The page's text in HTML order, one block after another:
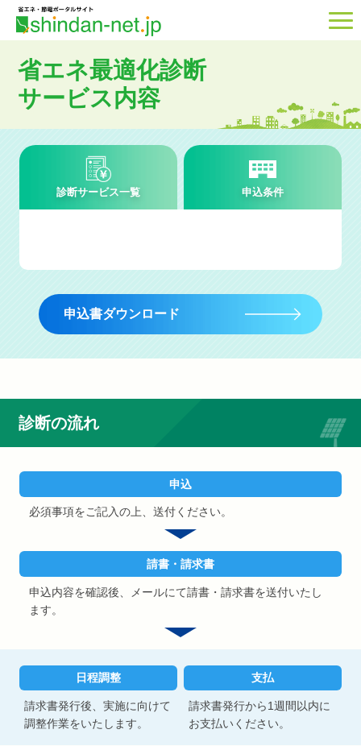
省エネ最適化診断
サービス内容
診断サービス一覧 申込条件
申込書ダウンロード
診断の流れ
申込
必須事項をご記入の上、送付ください。
請書・請求書
申込内容を確認後、メールにて請書・請求書を送付いたし
ます。
日程調整
請求書発行後、実施に向けて
調整作業をいたします。
支払
請求書発行から1週間以内に
お支払いください。